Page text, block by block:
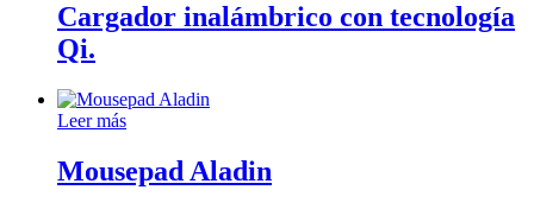
Cargador inalámbrico con tecnología
Qi.
Leer más
Mousepad Aladin